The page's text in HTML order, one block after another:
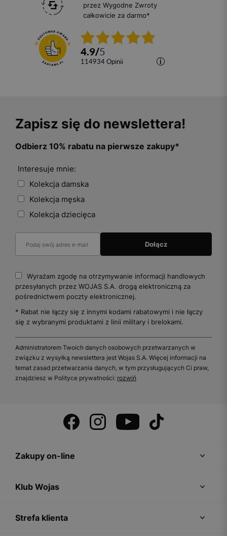
przez Wygodne Zwroty
całkowicie za darmo*
4.9/5
114934 opinii
Zapisz się do newslettera!
Odbierz 10% rabatu na pierwsze zakupy*
Interesuje mnie:
Kolekcja damska
Kolekcja męska
Kolekcja dziecięca
Wyrażam zgodę na otrzymywanie informacji handlowych
przesyłanych przez WOJAS S.A. drogą elektroniczną za
pośrednictwem poczty elektronicznej.
* Rabat nie łączy się z innymi kodami rabatowymi i nie łączy
się z wybranymi produktami z linii military i brelokami.
Administratorem Twoich danych osobowych przetwarzanych w
związku z wysyłką newslettera jest Wojas S.A. Więcej informacji na
temat zasad przetwarzania danych, w tym przysługujących Ci praw,
znajdziesz w Polityce prywatności: rozwiń
Zakupy on-line
Klub Wojas
Strefa klienta